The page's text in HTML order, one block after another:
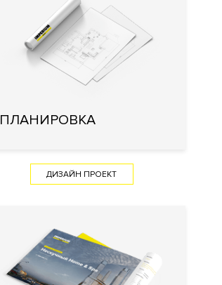
ПЛАНИРОВКА
ДИЗАЙН ПРОЕКТ